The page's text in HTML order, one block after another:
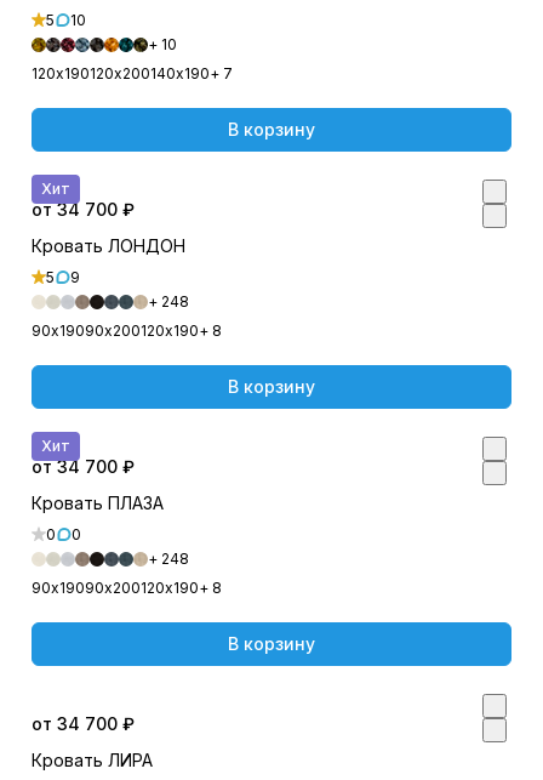
5
10
+ 10
120х190120х200140х190+ 7
В корзину
Хит
от 34 700 ₽
Кровать ЛОНДОН
5
9
+ 248
90х19090х200120х190+ 8
В корзину
Хит
от 34 700 ₽
Кровать ПЛАЗА
0
0
+ 248
90х19090х200120х190+ 8
В корзину
от 34 700 ₽
Кровать ЛИРА